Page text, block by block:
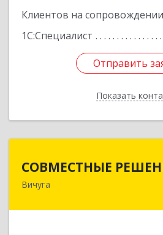
Клиентов на сопровождении
1С:Специалист
Отправить
Показать
Отправить
Назад
СОВМЕСТНЫЕ
Вичуга
155331, Ивановская обл,